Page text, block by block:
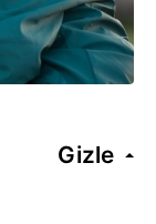
Gizle